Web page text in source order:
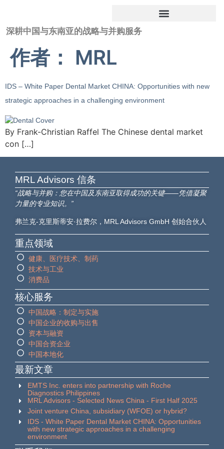
深耕中国与东南亚的战略与并购服务
作者： MRL
IDS – White Paper Dental Market CHINA: Opportunities with new
strategic approaches in a challenging environment
By Frank-Christian Raffel The Chinese dental market
con […]
MRL Advisors​ 信条
“战略与并购：您在中国及东南亚取得成功的关键——凭借凝聚
力量的专业知识。”
弗兰克-克里斯蒂安·拉费尔，MRL Advisors GmbH 创始合伙人
重点领域
健康、医疗技术、制药
技术与工业
消费品
核心服务
中国战略：制定与实施
中国企业的收购与出售
资本与融资
中国合资企业
中国本地化
最新文章
EMTS Inc. enters into partnership with Roche
Diagnostics Philippines
MRL Advisors - Selected News China - First Half 2025
Joint venture China, subsidiary (WFOE) or hybrid?
IDS - White Paper Dental Market CHINA: Opportunities
with new strategic approaches in a challenging
environment